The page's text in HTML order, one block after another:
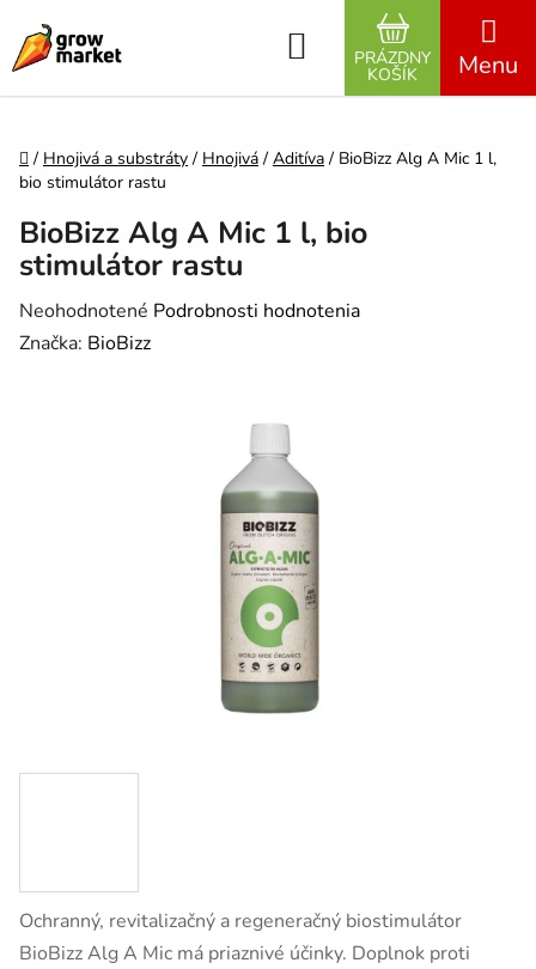
Hľadať
NÁKUPNÝ
PRÁZDNY
KOŠÍK
Domov
/ Hnojivá a substráty / Hnojivá / Aditíva / BioBizz Alg A Mic 1 l,
bio stimulátor rastu
Ochranný, revitalizačný a regeneračný biostimulátor
BioBizz Alg A Mic má priaznivé účinky. Doplnok proti
BioBizz Alg A Mic 1 l, bio
stimulátor rastu
Priemerné hodnotenie produktu je 0,0 z 5 hviezdičiek.
Neohodnotené Podrobnosti hodnotenia
Značka: BioBizz